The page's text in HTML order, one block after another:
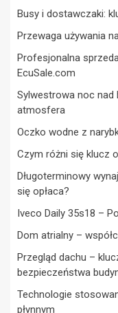
Busy i dostawczaki:
Przewaga używania
Profesjonalna
EcuSale.com
Sylwestrowa noc nad
atmosfera
Oczko wodne z
Czym różni się klucz
Długoterminowy
się opłaca?
Iveco Daily 35s18 –
Dom atrialny –
Przegląd dachu –
bezpieczeństwa
Technologie
płynnym